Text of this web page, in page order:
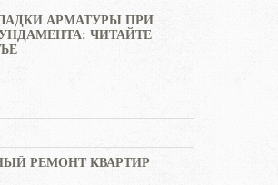
АРМАТУРЫ ПРИ
ЧИТАЙТЕ
РЕМОНТ КВАРТИР